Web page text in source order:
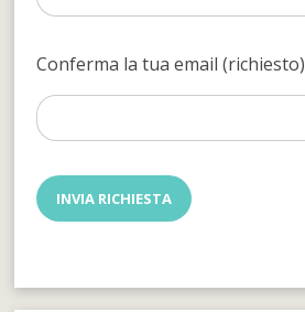
Conferma la tua email (richiesto)